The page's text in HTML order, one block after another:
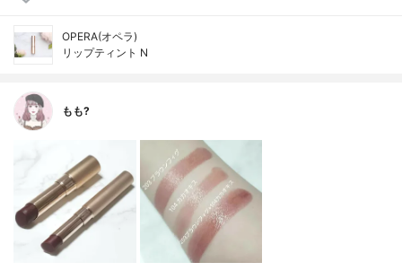
OPERA(オペラ)
リップティント N
もも?